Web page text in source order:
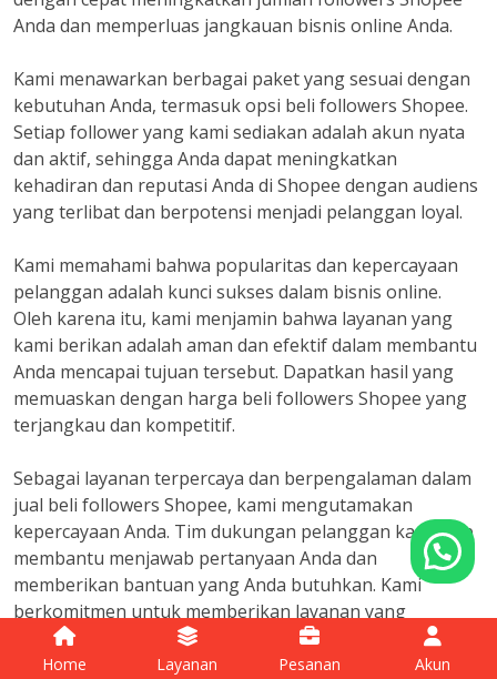
Anda dan memperluas jangkauan bisnis online Anda.
Kami menawarkan berbagai paket yang sesuai dengan
kebutuhan Anda, termasuk opsi beli followers Shopee.
Setiap follower yang kami sediakan adalah akun nyata
dan aktif, sehingga Anda dapat meningkatkan
kehadiran dan reputasi Anda di Shopee dengan audiens
yang terlibat dan berpotensi menjadi pelanggan loyal.
Kami memahami bahwa popularitas dan kepercayaan
pelanggan adalah kunci sukses dalam bisnis online.
Oleh karena itu, kami menjamin bahwa layanan yang
kami berikan adalah aman dan efektif dalam membantu
Anda mencapai tujuan tersebut. Dapatkan hasil yang
memuaskan dengan harga beli followers Shopee yang
terjangkau dan kompetitif.
Sebagai layanan terpercaya dan berpengalaman dalam
jual beli followers Shopee, kami mengutamakan
kepercayaan Anda. Tim dukungan pelanggan kami siap
membantu menjawab pertanyaan Anda dan
memberikan bantuan yang Anda butuhkan. Kami
berkomitmen untuk memberikan layanan yang
berkualitas tinggi dan transparan.
Home Layanan Pesanan Akun
Tanyakan apapun seputar beli followers